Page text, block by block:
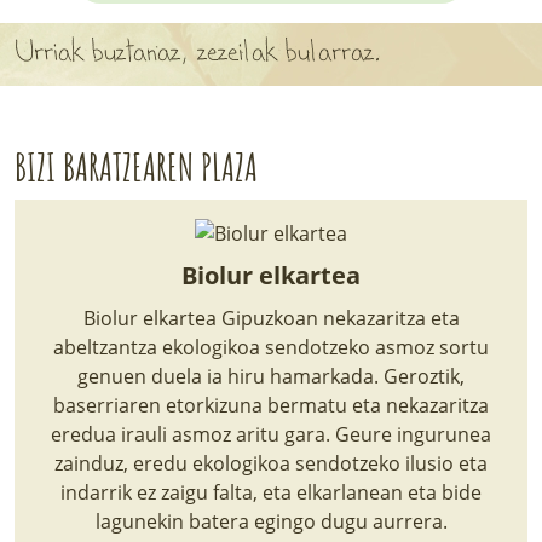
APARTEN MAPA
LURRERAKO BIDE LAGUN
HASI NAHI AL DUZU? 8 URRATS
BIZI BARATZEA LIBURUA
SENDABELARRAK
ETXEKO LANDAREAK
LANDAREPEDIA
ALBISTEAK
Urriak buztanaz, zezeilak bularraz.
BIZI BARATZEAREN PLAZA
Biolur elkartea
Biolur elkartea Gipuzkoan nekazaritza eta
abeltzantza ekologikoa sendotzeko asmoz sortu
genuen duela ia hiru hamarkada. Geroztik,
baserriaren etorkizuna bermatu eta nekazaritza
eredua irauli asmoz aritu gara. Geure ingurunea
zainduz, eredu ekologikoa sendotzeko ilusio eta
indarrik ez zaigu falta, eta elkarlanean eta bide
lagunekin batera egingo dugu aurrera.